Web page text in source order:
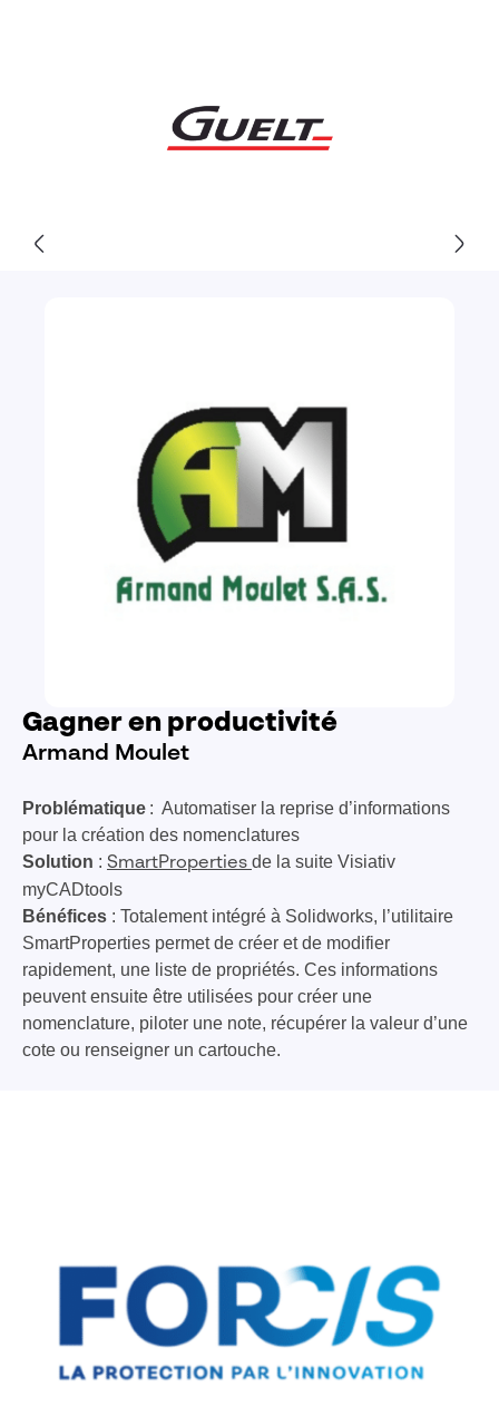
Gagner en productivité
Armand Moulet
Problématique : Automatiser la reprise d’informations
pour la création des nomenclatures
Solution : SmartProperties de la suite Visiativ
myCADtools
Bénéfices : Totalement intégré à Solidworks, l’utilitaire
SmartProperties permet de créer et de modifier
rapidement, une liste de propriétés. Ces informations
peuvent ensuite être utilisées pour créer une
nomenclature, piloter une note, récupérer la valeur d’une
cote ou renseigner un cartouche.